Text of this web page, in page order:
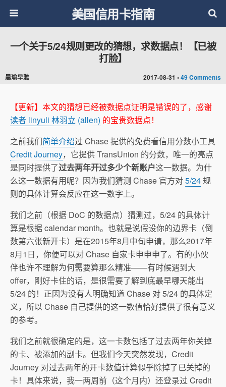
美国信用卡指南
2017-08-31 •49 Comments
一个关于5/24规则更改的猜想，求数据点！【已被
打脸】
晨瑜早雅
【更新】本文的猜想已经被数据点证明是错误的了，感谢
读者 linyuli 林羽立 (allen) 的宝贵数据点！
之前我们简单介绍过 Chase 提供的免费看信用分数小工具
Credit Journey，它提供 TransUnion 的分数，唯一的亮点
是同时提供了过去两年开过多少个新账户这一数据。为什
么这一数据有用呢？因为我们猜测 Chase 官方对5/24规
则的具体计算会反应在这一数字上。
我们之前（根据 DoC 的数据点）猜测过，5/24 的具体计
算是根据 calendar month。也就是说假设你的边界卡（倒
数第六张新开卡）是在2015年8月中旬申请，那么2017年
8月1日，你便可以对 Chase 自家卡申申申了。有的小伙
伴也许不理解为何需要算那么精准——有时候遇到大
offer，刚好卡住的话，是很需要了解到底最早哪天能出
5/24 的！正因为没有人明确知道 Chase 对 5/24 的具体定
义，所以 Chase 自己提供的这一数值恰好提供了很有意义
的参考。
我们之前就很确定的是，这一卡数包括了过去两年你关掉
的卡、被添加的副卡。但我们今天突然发现，Credit
Journey 对过去两年的开卡数值计算似乎除掉了已关掉的
卡！具体来说，我一两周前（这个月内）还登录过 Credit